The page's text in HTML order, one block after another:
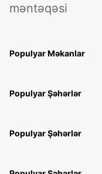
məntəqəsi
Populyar Məkanlar
Populyar Şəhərlər
Populyar Şəhərlər